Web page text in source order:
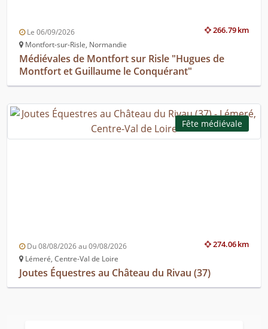
266.79 km
Le 06/09/2026
Montfort-sur-Risle, Normandie
Médiévales de Montfort sur Risle "Hugues de
Montfort et Guillaume le Conquérant"
Fête médiévale
274.06 km
Du 08/08/2026 au 09/08/2026
Lémeré, Centre-Val de Loire
Joutes Équestres au Château du Rivau (37)